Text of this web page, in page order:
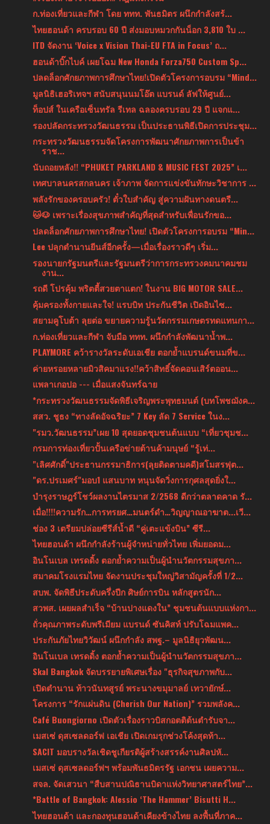
ก.ท่องเที่ยวและกีฬา โดย ททท. พันธมิตร ผนึกกำลังสร้...
ไทยฮอนด้า ครบรอบ 60 ปี ส่งมอบหมวกกันน็อก 3,810 ใบ ...
ITD จัดงาน ‘Voice x Vision Thai-EU FTA in Focus’ ถ...
ฮอนด้าบิ๊กไบค์ เผยโฉม New Honda Forza750 Custom Sp...
ปลดล็อกศักยภาพการศึกษาไทย!เปิดตัวโครงการอบรม “Mind...
มูลนิธิเฮอริเทจฯ สนับสนุนนมโอ๊ต แบรนด์ ลัฟให้ศูนย์...
ท็อปส์ ในเครือเซ็นทรัล รีเทล ฉลองครบรอบ 29 ปี แจกแ...
รองปลัดกระทรวงวัฒนธรรม เป็นประธานพิธีเปิดการประชุม...
กระทรวงวัฒนธรรมจัดโครงการพัฒนาศักยภาพการเป็นข้า
ราช...
นับถอยหลัง!! “PHUKET PARKLAND & MUSIC FEST 2025” เ...
เทศบาลนครสกลนคร เจ้าภาพ จัดการแข่งขันทักษะวิชาการ ...
พลังรักของครอบครัว! ตั๋วใบสำคัญ สู่ความฝันทางดนตรี...
🐱🐶 เพราะเรื่องสุขภาพสำคัญที่สุดสำหรับเพื่อนรักขอ...
ปลดล็อกศักยภาพการศึกษาไทย! เปิดตัวโครงการอบรม “Min...
Lee ปลุกตำนานยีนส์อีกครั้ง—เมื่อเรื่องราวดีๆ เริ่ม...
รองนายกรัฐมนตรีและรัฐมนตรีว่าการกระทรวงคมนาคมชม
งาน...
รถดี โปรคุ้ม พริตตี้สวยตาแตก! ในงาน BIG MOTOR SALE...
คุ้มครองทั้งกายและใจ! แรบบิท ประกันชีวิต เปิดอินไซ...
สยามคูโบต้า ลุยต่อ ขยายความรู้นวัตกรรมเกษตรทดแทนกา...
ก.ท่องเที่ยวและกีฬา จับมือ ททท. ผนึกกำลังพัฒนาน้ำพ...
PLAYMORE คว้ารางวัลระดับเอเชีย ตอกย้ำแบรนด์ขนมที่ข...
ค่ายหรอยหลายมิวสิคมาแรง!!คว้าสิทธิ์จัดคอนเสิร์ตออน...
แพลาเกอปอ --- เมื่อแสงจันทร์ฉาย
*กระทรวงวัฒนธรรมจัดพิธีเจริญพระพุทธมนต์ (บทโพชฌังค...
สสว. ชูธง “ทางลัดอัจฉริยะ” 7 Key ลัด 7 Service ในง...
"รมว.วัฒนธรรม”เผย 10 สุดยอดชุมชนต้นแบบ “เที่ยวชุมช...
กรมการท่องเที่ยวปั้นเครือข่ายต้านค้ามนุษย์ “รู้เท่...
"เลิศศักดิ์"ประธานกรรมาธิการ(ลุยติดตามคดี)สโมสรฟุต...
"ดร.ปรเมศร์"มอบ1 แสนบาท หนุนจัดวิ่งการกุศลสุดยิ่งใ...
บำรุงราษฎร์โชว์ผลงานไตรมาส 2/2568 ดีกว่าตลาดคาด รั...
เมื่อ!!!!ความรัก…การทรยศ…มนตร์ดำ…วิญญาณอาฆาต...เวี...
ช่อง 3 เตรียมปล่อยซีรีส์น้ำดี “คู่เตะแข้งบิน” ซีรี...
ไทยฮอนด้า ผนึกกำลังร้านผู้จำหน่ายทั่วไทย เพิ่มยอดม...
อินโนเบล เทรดดิ้ง ตอกย้ำความเป็นผู้นำนวัตกรรมสุขภา...
สมาคมโรงแรมไทย จัดงานประชุมใหญ่วิสามัญครั้งที่ 1/2...
สบพ. จัดพิธีประดับครึ่งปีก ศิษย์การบิน หลักสูตรนัก...
สวพส. เผยผลสำเร็จ “บ้านปางแดงใน” ชุมชนต้นแบบแห่งกา...
ถั่วคุณภาพระดับพรีเมียม แบรนด์ ซันคิสท์ ปรับโฉมแพค...
ประกันภัยไทยวิวัฒน์ ผนึกกำลัง สพฐ.– มูลนิธิยุวพัฒน...
อินโนเบล เทรดดิ้ง ตอกย้ำความเป็นผู้นำนวัตกรรมสุขภา...
Skal Bangkok จัดบรรยายพิเศษเรื่อง "ธุรกิจสุขภาพกับ...
เปิดตำนาน ท้าวนันทสูรย์ พระนางขมุมาลย์ เทวายักษ์...
โครงการ “รักแผ่นดิน (Cherish Our Nation)” รวมพลังค...
Café Buongiorno เปิดตัวเรื่องราวบิสกอตติต้นตำรับจา...
เมสเซ่ ดุสเซลดอร์ฟ เอเชีย เปิดเกมรุกช่วงโค้งสุดท้า...
SACIT มอบรางวัลเชิดชูเกียรติผู้สร้างสรรค์งานศิลปหั...
เมสเซ่ ดุสเซลดอร์ฟฯ พร้อมพันธมิตรรัฐ เอกชน เผยความ...
สจล. จัดเสวนา “สืบสานปณิธานบิดาแห่งวิทยาศาสตร์ไทย”...
*Battle of Bangkok: Alessio ‘The Hammer’ Bisutti H...
ไทยฮอนด้า และกองทุนฮอนด้าเคียงข้างไทย ลงพื้นที่ภาค...